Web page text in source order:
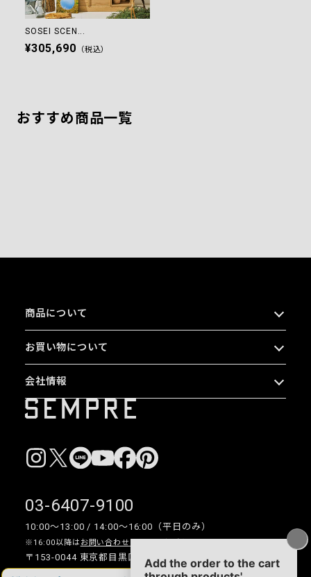
SOSEI SCEN...
¥305,690 （税込）
おすすめ商品一覧
商品について
お買い物について
会社情報
03-6407-9100
10:00〜13:00 / 14:00〜16:00（平日のみ）
※16:00以降は お問い合わせフォーム
〒153-0044 東京都目黒区大橋 2-16-26 1F・2F